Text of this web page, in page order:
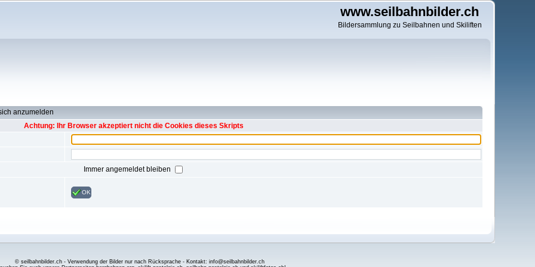
www.seilbahnbilder.ch
Bildersammlung zu Seilbahnen und Skiliften
anzumelden
Achtung: Ihr Browser akzeptiert nicht die Cookies dieses Skripts
Immer angemeldet bleiben
OK
© seilbahnbilder.ch - Verwendung der Bilder nur nach Rücksprache - Kontakt: info@seilbahnbilder.ch